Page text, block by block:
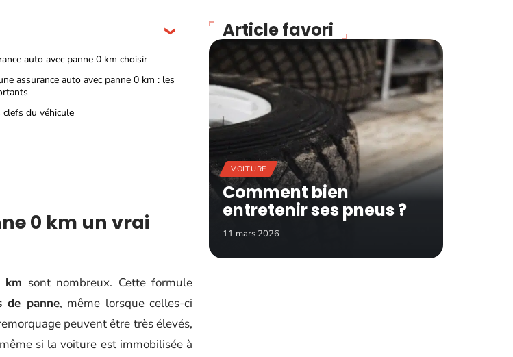
auto avec panne 0 km choisir
assurance auto avec panne 0 km : les
clefs du véhicule
0 km un vrai
km sont nombreux. Cette formule
de panne, même lorsque celles-ci
peuvent être très élevés,
si la voiture est immobilisée à
Article favori
VOITURE
Comment bien
entretenir ses pneus ?
11 mars 2026